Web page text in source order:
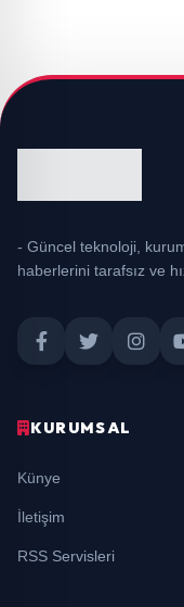
- Güncel teknoloji,
haberlerini tarafsız ve
KURUMSAL
Künye
İletişim
RSS Servisleri